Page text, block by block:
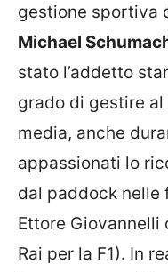
gestione sportiva
Michael
stato l’addetto
grado di gestire
media, anche
appassionati lo
dal paddock nelle
Ettore Giovannelli
Rai per la F1). In